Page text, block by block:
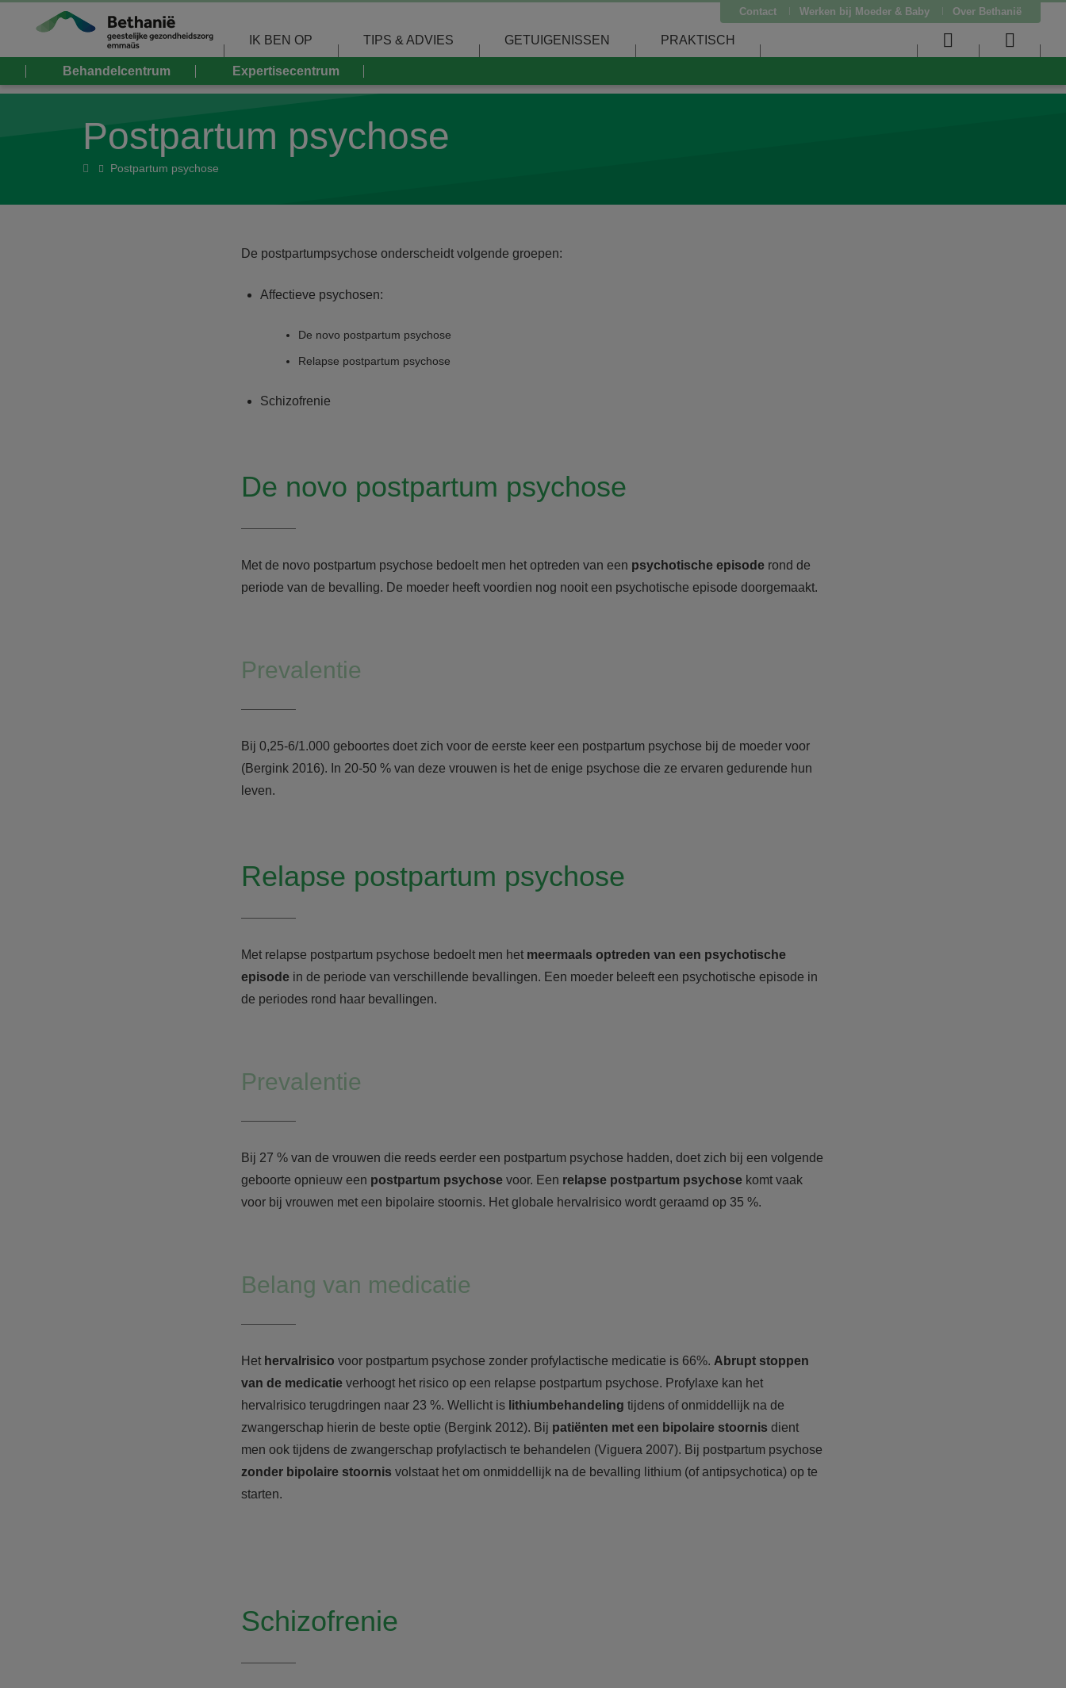
Contact Werken bij Moeder & Baby Over Bethanië
IK BEN OP TIPS & ADVIES GETUIGENISSEN PRAKTISCH
User
menu
menu
Behandelcentrum Expertisecentrum
Postpartum psychose
HomePostpartum psychose
De postpartumpsychose onderscheidt volgende groepen:
Affectieve psychosen:
De novo postpartum psychose
Relapse postpartum psychose
Schizofrenie
De novo postpartum psychose
Met de novo postpartum psychose bedoelt men het optreden van een psychotische episode rond de
periode van de bevalling. De moeder heeft voordien nog nooit een psychotische episode doorgemaakt.
Prevalentie
Bij 0,25-6/1.000 geboortes doet zich voor de eerste keer een postpartum psychose bij de moeder voor
(Bergink 2016). In 20-50 % van deze vrouwen is het de enige psychose die ze ervaren gedurende hun
leven.
Relapse postpartum psychose
Met relapse postpartum psychose bedoelt men het meermaals optreden van een psychotische
episode in de periode van verschillende bevallingen. Een moeder beleeft een psychotische episode in
de periodes rond haar bevallingen.
Prevalentie
Bij 27 % van de vrouwen die reeds eerder een postpartum psychose hadden, doet zich bij een volgende
geboorte opnieuw een postpartum psychose voor. Een relapse postpartum psychose komt vaak
voor bij vrouwen met een bipolaire stoornis. Het globale hervalrisico wordt geraamd op 35 %.
Belang van medicatie
Het hervalrisico voor postpartum psychose zonder profylactische medicatie is 66%. Abrupt stoppen
van de medicatie verhoogt het risico op een relapse postpartum psychose. Profylaxe kan het
hervalrisico terugdringen naar 23 %. Wellicht is lithiumbehandeling tijdens of onmiddellijk na de
zwangerschap hierin de beste optie (Bergink 2012). Bij patiënten met een bipolaire stoornis dient
men ook tijdens de zwangerschap profylactisch te behandelen (Viguera 2007). Bij postpartum psychose
zonder bipolaire stoornis volstaat het om onmiddellijk na de bevalling lithium (of antipsychotica) op te
starten.
Schizofrenie